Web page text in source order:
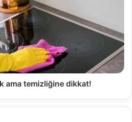
ama temizliğine dikkat!